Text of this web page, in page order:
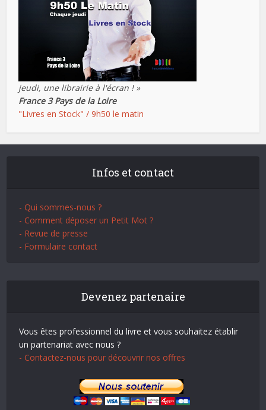
jeudi, une librairie à l'écran ! »
France 3 Pays de la Loire
"Livres en Stock" / 9h50 le matin
Infos et contact
- Qui sommes-nous ?
- Comment déposer un Petit Mot ?
- Revue de presse
- Formulaire contact
Devenez partenaire
Vous êtes professionnel du livre et vous souhaitez établir
un partenariat avec nous ?
- Contactez-nous pour découvrir nos offres